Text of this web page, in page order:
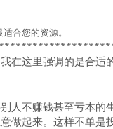
适合您的资源。
在这里强调的是合适
人不赚钱甚至亏本的
做起来。这样不单是